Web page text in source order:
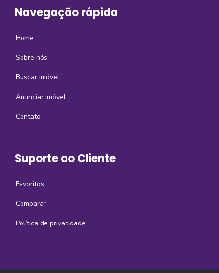
Navegação rápida
Home
Sobre nós
Buscar imóvel
Anunciar imóvel
Contato
Suporte ao Cliente
Favoritos
Comparar
Política de privacidade